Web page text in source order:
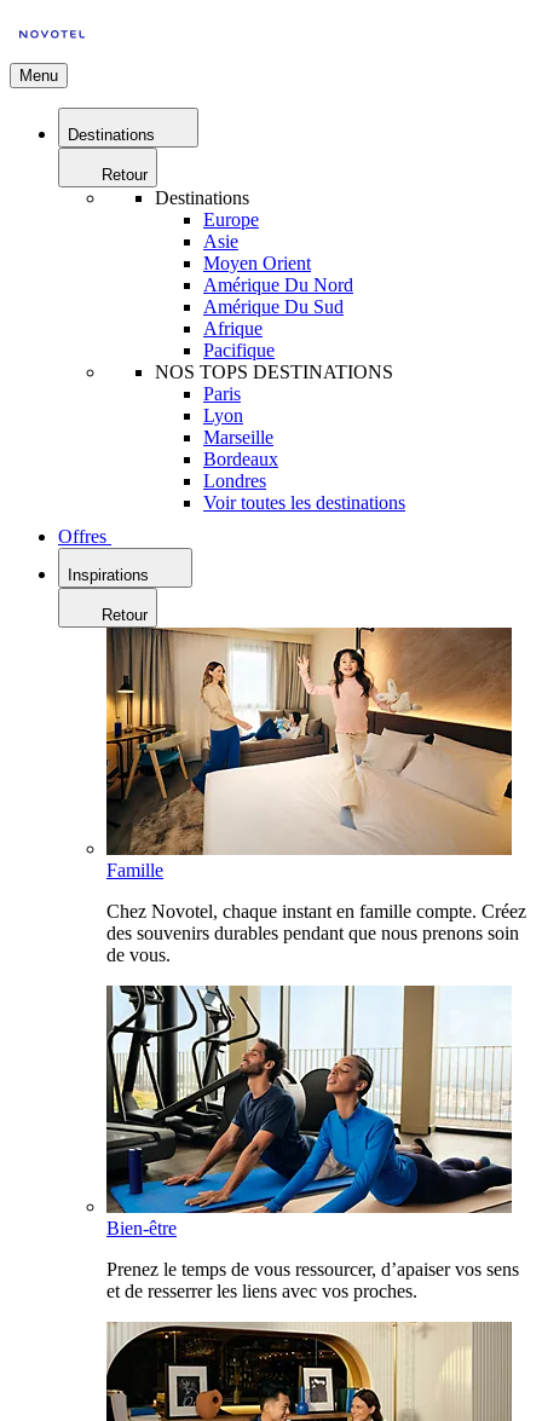
Menu
Destinations
Retour
Destinations
Europe
Asie
Moyen Orient
Amérique Du Nord
Amérique Du Sud
Afrique
Pacifique
NOS TOPS DESTINATIONS
Paris
Lyon
Marseille
Bordeaux
Londres
Voir toutes les destinations
Offres
Inspirations
Retour
Famille
Chez Novotel, chaque instant en famille compte. Créez
des souvenirs durables pendant que nous prenons soin
de vous.
Bien-être
Prenez le temps de vous ressourcer, d’apaiser vos sens
et de resserrer les liens avec vos proches.